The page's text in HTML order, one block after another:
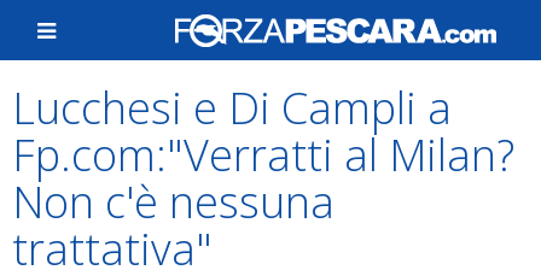
Lucchesi e Di Campli a
Fp.com:"Verratti al Milan?
Non c'è nessuna
trattativa"